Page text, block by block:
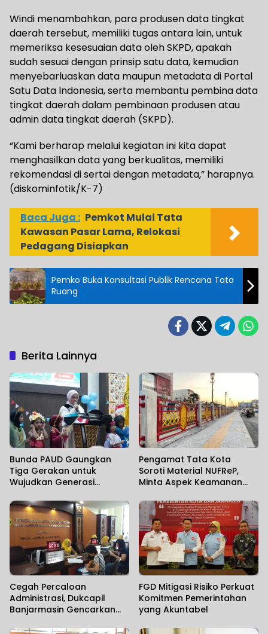
Windi menambahkan, para produsen data tingkat
daerah tersebut, memiliki tugas antara lain, untuk
memeriksa kesesuaian data oleh SKPD, apakah
sudah sesuai dengan prinsip satu data, kemudian
menyebarluaskan data maupun metadata di Portal
Satu Data Indonesia, serta membantu pembina data
tingkat daerah dalam pembinaan produsen atau
admin data tingkat daerah (SKPD).
“Kami berharap melalui kegiatan ini kita dapat
menghasilkan data yang berkualitas, memiliki
rekomendasi di sertai dengan metadata,” harapnya.
(diskominfotik/K-7)
Baca Juga : Pemkot Mulai Tata
Kawasan Pasar Lama, Relokasi
Pedagang Disiapkan
Pemko Buka Konsultasi Publik Rencana Tata
Ruang
Berita Lainnya
Bunda PAUD Gaungkan
Tiga Gerakan untuk
Wujudkan Generasi
Pengamat Tata Kota
Soroti Material NUFReP,
Minta Aspek Keamanan
Maraknya Pencurian
Fasilitas Umum
Cegah Percaloan
Administrasi, Dukcapil
Banjarmasin Gencarkan
FGD Mitigasi Risiko Perkuat
Komitmen Pemerintahan
yang Akuntabel